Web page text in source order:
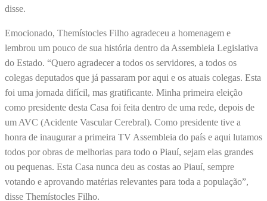
disse.
Emocionado, Themístocles Filho agradeceu a homenagem e
lembrou um pouco de sua história dentro da Assembleia Legislativa
do Estado. “Quero agradecer a todos os servidores, a todos os
colegas deputados que já passaram por aqui e os atuais colegas. Esta
foi uma jornada difícil, mas gratificante. Minha primeira eleição
como presidente desta Casa foi feita dentro de uma rede, depois de
um AVC (Acidente Vascular Cerebral). Como presidente tive a
honra de inaugurar a primeira TV Assembleia do país e aqui lutamos
todos por obras de melhorias para todo o Piauí, sejam elas grandes
ou pequenas. Esta Casa nunca deu as costas ao Piauí, sempre
votando e aprovando matérias relevantes para toda a população”,
disse Themístocles Filho.